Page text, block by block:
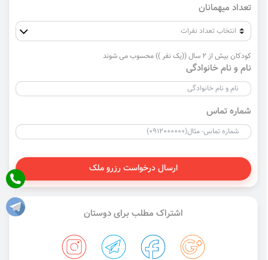
تعداد میهمانان
کودکان بیش از 2 سال ((یک نفر )) محسوب می شوند
نام و نام خانوادگی
شماره تماس
ارسال درخواست رزرو ملک
اشتراک مطلب برای دوستان